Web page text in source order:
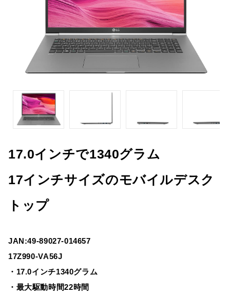
17.0インチで1340グラム
17インチサイズのモバイルデスク
トップ
JAN:49-89027-014657
17Z990-VA56J
・17.0インチ1340グラム
・最大駆動時間22時間